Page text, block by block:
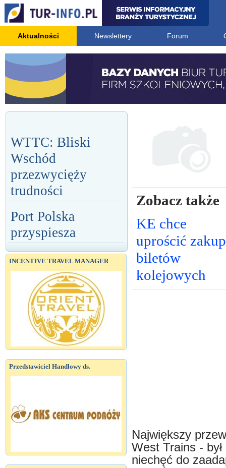
Aktualności Newslettery Forum
WTTC: Bliski
Wschód
przezwycięży
trudności
Port Polska
przyspiesza
INCENTIVE TRAVEL MANAGER
Przedstawiciel Handlowy ds.
Zobacz także
KE chce
uprościć zakup
biletów
kolejowych
Największy
West Trains -
niechęć do